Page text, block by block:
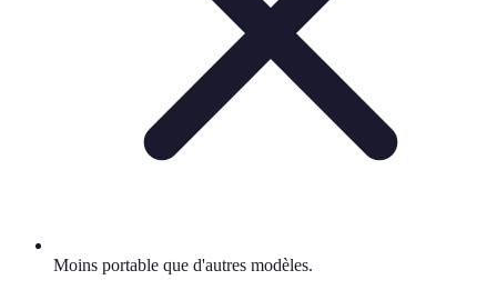
Moins portable que d'autres modèles.